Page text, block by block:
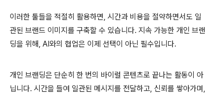
이러한 툴들을 적절히 활용하면, 시간과 비용을 절약하면서도 일
관된 브랜드 이미지를 구축할 수 있습니다. 지속 가능한 개인 브랜
딩을 위해, AI와의 협업은 이제 선택이 아닌 필수입니다.
개인 브랜딩은 단순히 한 번의 바이럴 콘텐츠로 끝나는 활동이 아
닙니다. 시간을 들여 일관된 메시지를 전달하고, 신뢰를 쌓아가며,